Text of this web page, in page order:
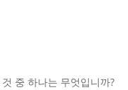
중 하나는 무엇입니까?